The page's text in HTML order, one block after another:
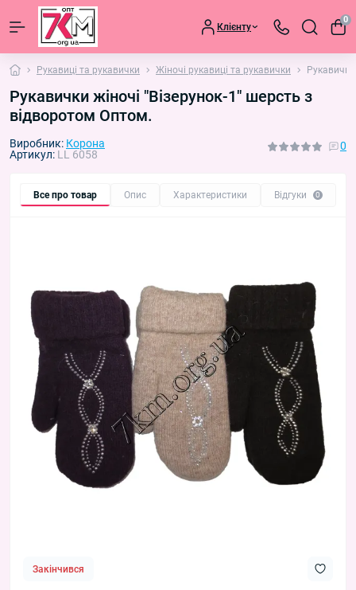
Клієнту
0
Рукавиці та рукавички Жіночі рукавиці та рукавички
Рукавички жіночі "Візерунок-1" шерсть з
відворотом Оптом.
Виробник: Корона
Артикул: LL 6058
0
Все про товар Опис Характеристики Відгуки 0
Закінчився